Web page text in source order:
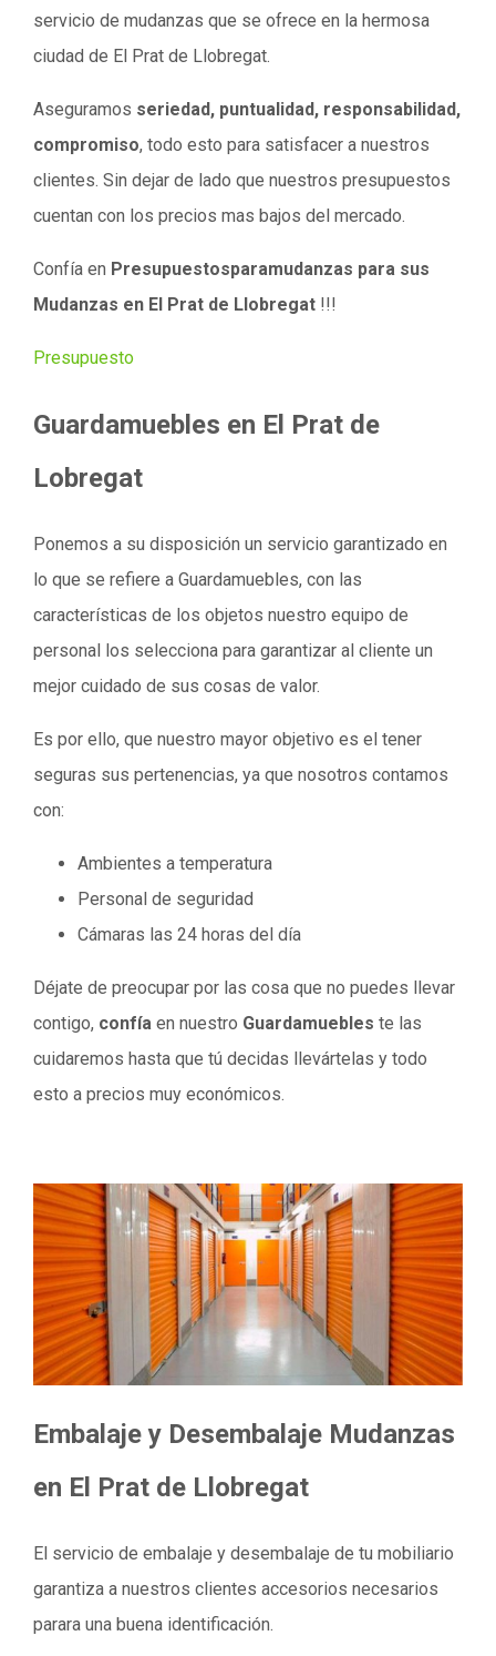
servicio de mudanzas que se ofrece en la hermosa
ciudad de El Prat de Llobregat.
Aseguramos seriedad, puntualidad, responsabilidad,
compromiso, todo esto para satisfacer a nuestros
clientes. Sin dejar de lado que nuestros presupuestos
cuentan con los precios mas bajos del mercado.
Confía en Presupuestosparamudanzas para sus
Mudanzas en El Prat de Llobregat !!!
Presupuesto
Guardamuebles en El Prat de
Lobregat
Ponemos a su disposición un servicio garantizado en
lo que se refiere a Guardamuebles, con las
características de los objetos nuestro equipo de
personal los selecciona para garantizar al cliente un
mejor cuidado de sus cosas de valor.
Es por ello, que nuestro mayor objetivo es el tener
seguras sus pertenencias, ya que nosotros contamos
con:
Ambientes a temperatura
Personal de seguridad
Cámaras las 24 horas del día
Déjate de preocupar por las cosa que no puedes llevar
contigo, confía en nuestro Guardamuebles te las
cuidaremos hasta que tú decidas llevártelas y todo
esto a precios muy económicos.
Embalaje y Desembalaje Mudanzas
en El Prat de Llobregat
El servicio de embalaje y desembalaje de tu mobiliario
garantiza a nuestros clientes accesorios necesarios
parara una buena identificación.